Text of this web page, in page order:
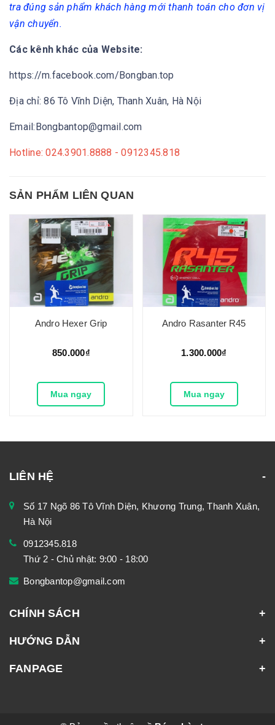
tra đúng sản phẩm khách hàng mới thanh toán cho đơn vị
vận chuyển.
Các kênh khác của Website:
https://m.facebook.com/Bongban.top
Địa chỉ: 86 Tô Vĩnh Diện, Thanh Xuân, Hà Nội
Email:Bongbantop@gmail.com
Hotline: 024.3901.8888 - 0912345.818
SẢN PHẨM LIÊN QUAN
Andro Hexer Grip
850.000₫
Mua ngay
Andro Rasanter R45
1.300.000₫
Mua ngay
LIÊN HỆ
Số 17 Ngõ 86 Tô Vĩnh Diện, Khương Trung, Thanh Xuân,
Hà Nội
0912345.818
Thứ 2 - Chủ nhật: 9:00 - 18:00
Bongbantop@gmail.com
CHÍNH SÁCH
HƯỚNG DẪN
FANPAGE